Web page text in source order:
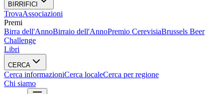
BIRRIFICI
TrovaAssociazioni
Premi
Birra dell'AnnoBirraio dell'AnnoPremio CerevisiaBrussels Beer
Challenge
Libri
CERCA
Cerca informazioniCerca localeCerca per regione
Chi siamo